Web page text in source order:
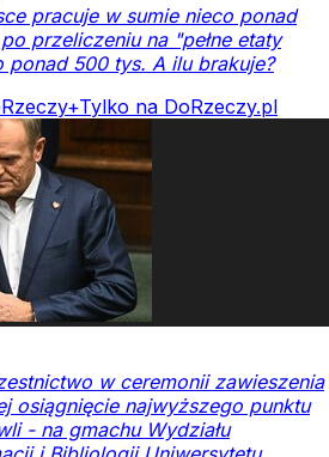
pracuje w sumie nieco ponad
przeliczeniu na "pełne etaty
ponad 500 tys. A ilu brakuje?
Tylko na DoRzeczy.pl
w ceremonii zawieszenia
osiągnięcie najwyższego punktu
- na gmachu Wydziału